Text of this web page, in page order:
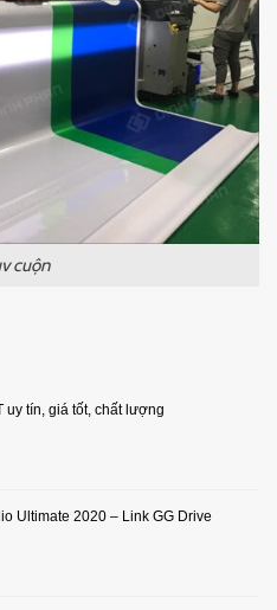
cuộn
uy tín, giá tốt, chất lượng
Ultimate 2020 – Link GG Drive